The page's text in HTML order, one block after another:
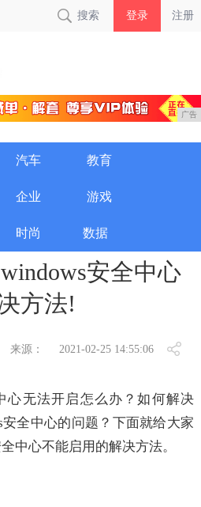
搜索 登录 注册
广告
汽车 教育
企业 游戏
时尚 数据
安全中心
方法!
来源： 2021-02-25 14:55:06
心无法开启怎么办？如何解决
全中心的问题？下面就给大家
中心不能启用的解决方法。